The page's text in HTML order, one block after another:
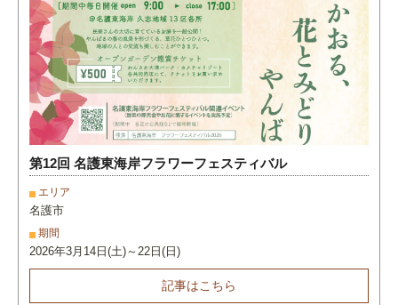
第12回 名護東海岸フラワーフェスティバル
エリア
名護市
期間
2026年3月14日(土)～22日(日)
記事はこちら